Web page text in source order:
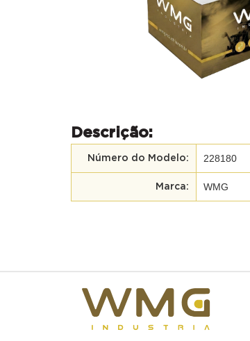
Descrição:
Número do Modelo: 228180
Marca: WMG